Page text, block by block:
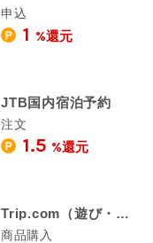
申込
1 %還元
JTB国内宿泊予約
注文
1.5 %還元
Trip.com（遊び・体験）
商品購入